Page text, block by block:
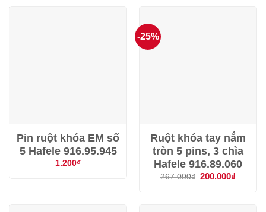
Pin ruột khóa EM số
5 Hafele 916.95.945
1.200₫
-25%
Ruột khóa tay nắm
tròn 5 pins, 3 chìa
Hafele 916.89.060
267.000₫ Giá
200.000₫